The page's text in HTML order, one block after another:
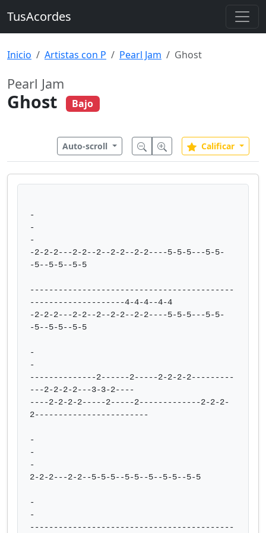
TusAcordes
Inicio Artistas con P Pearl Jam Ghost
Pearl Jam
Ghost Bajo
Auto-scroll Calificar
-
-
-
-2-2-2---2-2--2--2-2--2-2----5-5-5---5-5-
-5--5-5--5-5
-------------------------------------------
--------------------4-4-4--4-4
-2-2-2---2-2--2--2-2--2-2----5-5-5---5-5-
-5--5-5--5-5
-
-
--------------2------2-----2-2-2-2---------
---2-2-2-2---3-3-2----
----2-2-2-2-----2-----2-------------2-2-2-
2------------------------
-
-
-
2-2-2---2-2--5-5-5--5-5--5--5-5--5-5
-
-
-------------------------------------------